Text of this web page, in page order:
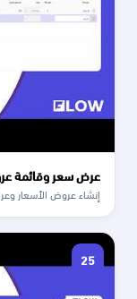
عرض سعر وقائمة
إنشاء عروض الأسعار
25